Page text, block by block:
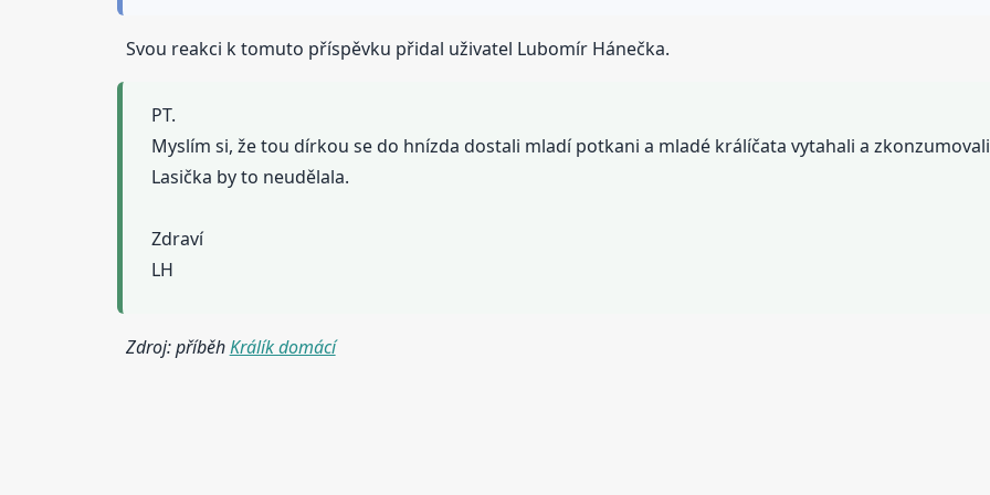
Svou reakci k tomuto příspěvku přidal uživatel Lubomír Hánečka.
PT.
Myslím si, že tou dírkou se do hnízda dostali mladí potkani a mladé králíčata vytahali a
Lasička by to neudělala.
Zdraví
LH
Zdroj: příběhKrálík domácí